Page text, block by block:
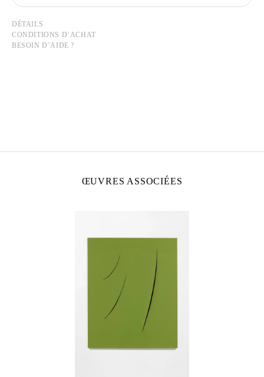
DÉTAILS
CONDITIONS D’ACHAT
BESOIN D’AIDE ?
ŒUVRES ASSOCIÉES